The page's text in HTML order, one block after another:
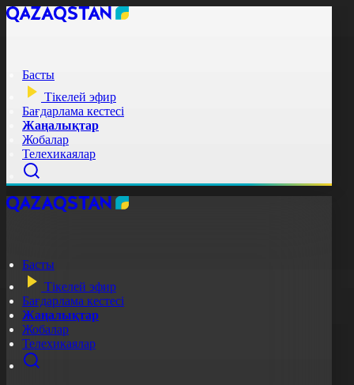
Басты
Тікелей эфир
Бағдарлама кестесі
Жаңалықтар
Жобалар
Телехикаялар
Басты
Тікелей эфир
Бағдарлама кестесі
Жаңалықтар
Жобалар
Телехикаялар